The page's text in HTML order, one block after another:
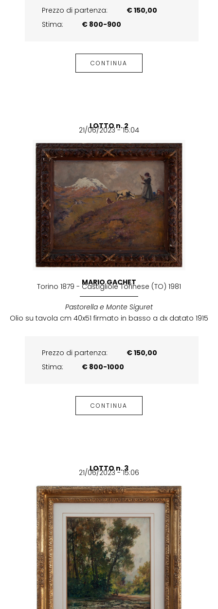
Prezzo di partenza:
€ 150,00
Stima:
€ 800-900
CONTINUA
LOTTO n. 2
21/06/2023 - 15:04
MARIO GACHET
Torino 1879 - Castigliole Torinese (TO) 1981
Pastorella e Monte Siguret
Olio su tavola cm 40x51 firmato in basso a dx datato 1915
Prezzo di partenza:
€ 150,00
Stima:
€ 800-1000
CONTINUA
LOTTO n. 3
21/06/2023 - 15:06